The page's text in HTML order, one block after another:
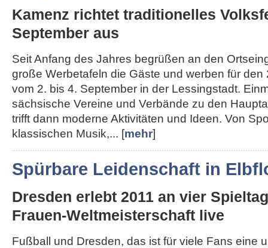
Kamenz richtet traditionelles
September aus
Seit Anfang des Jahres begrüßen an den
große Werbetafeln die Gäste und werben für den
vom 2. bis 4. September in der Lessingstadt.
sächsische Vereine und Verbände zu den
trifft dann moderne Aktivitäten und Ideen. Von
klassischen Musik,... [mehr]
Spürbare Leidenschaft in
Dresden erlebt 2011 an vier
Frauen-Weltmeisterschaft live
Fußball und Dresden, das ist für viele Fans eine